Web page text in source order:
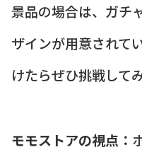
景品の場合は、ガチ
ザインが用意されて
けたらぜひ挑戦して
モモストアの視点：